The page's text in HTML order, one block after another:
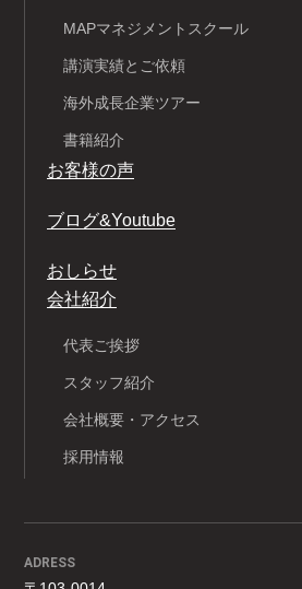
MAPマネジメントスクール
講演実績とご依頼
海外成長企業ツアー
書籍紹介
お客様の声
ブログ&Youtube
おしらせ
会社紹介
代表ご挨拶
スタッフ紹介
会社概要・アクセス
採用情報
ADRESS